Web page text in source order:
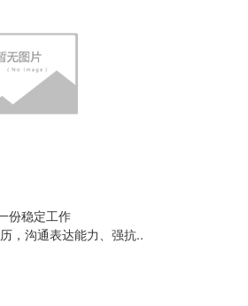
份稳定工作
，沟通表达能力、强抗..